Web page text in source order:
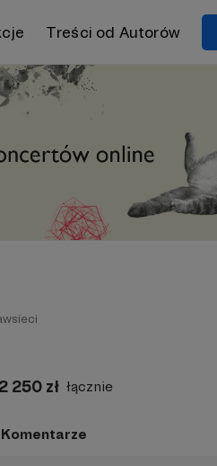
Treści od Autorów
250 zł łącznie
Komentarze